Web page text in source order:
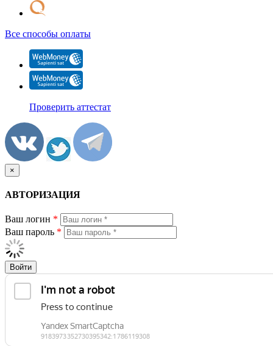
Все способы оплаты
Проверить аттестат
×
АВТОРИЗАЦИЯ
Ваш логин *
Ваш пароль *
Войти